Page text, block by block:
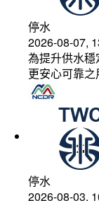
停水
2026-08-07,
為提升供水
更安心可靠之
停水
2026-08-03,